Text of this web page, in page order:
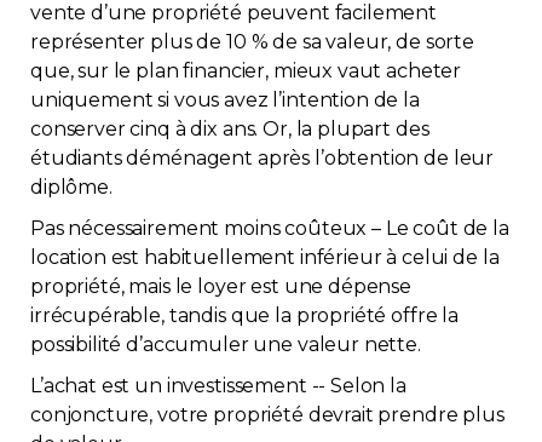
FAQ
Zone Membres
Français
Contact
vente d’une propriété peuvent facilement
représenter plus de 10 % de sa valeur, de sorte
que, sur le plan financier, mieux vaut acheter
uniquement si vous avez l’intention de la
conserver cinq à dix ans. Or, la plupart des
étudiants déménagent après l’obtention de leur
diplôme.
Pas nécessairement moins coûteux – Le coût de la
location est habituellement inférieur à celui de la
propriété, mais le loyer est une dépense
irrécupérable, tandis que la propriété offre la
possibilité d’accumuler une valeur nette.
L’achat est un investissement -- Selon la
conjoncture, votre propriété devrait prendre plus